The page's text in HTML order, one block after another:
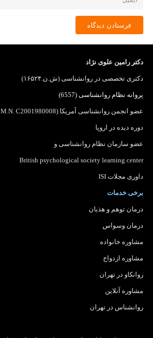
فرستادن دیدگاه
دکتر رامین علوی نژاد
دکتری تخصصی در روانشناسی (ش.ن.۱۶۵۲۴)
پروانه نظام روانشناسی (6557)
عضو انجمن روانشناسی آمریکا (APA M.N. C2001980008)
دوره دیده در اروپا
عضو سازمان نظام روانشناسیو
British psychological society learning center
داوری مجلات ISI
برخی خدمات
درمان توهم و هذیان
درمان وسواس
مشاوره خانواده
مشاوره ازدواج
روانکاو در تهران
مشاوره آنلاین
روانشناس در تهران